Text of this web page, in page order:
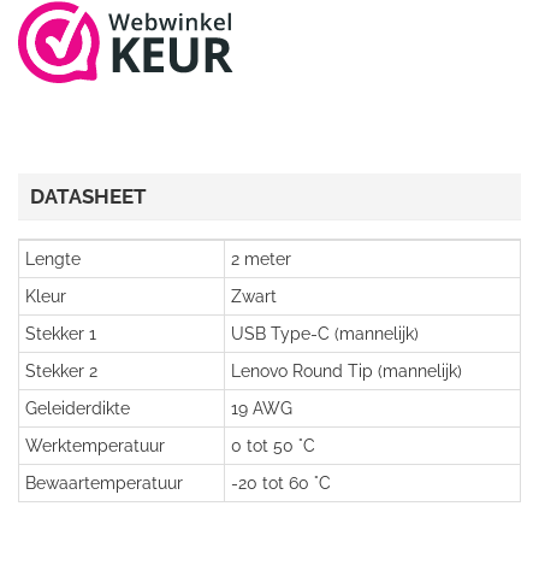
DATASHEET
Lengte
2 meter
Kleur
Zwart
Stekker 1
USB Type-C (mannelijk)
Stekker 2
Lenovo Round Tip (mannelijk)
Geleiderdikte
19 AWG
Werktemperatuur
0 tot 50 °C
Bewaartemperatuur
-20 tot 60 °C